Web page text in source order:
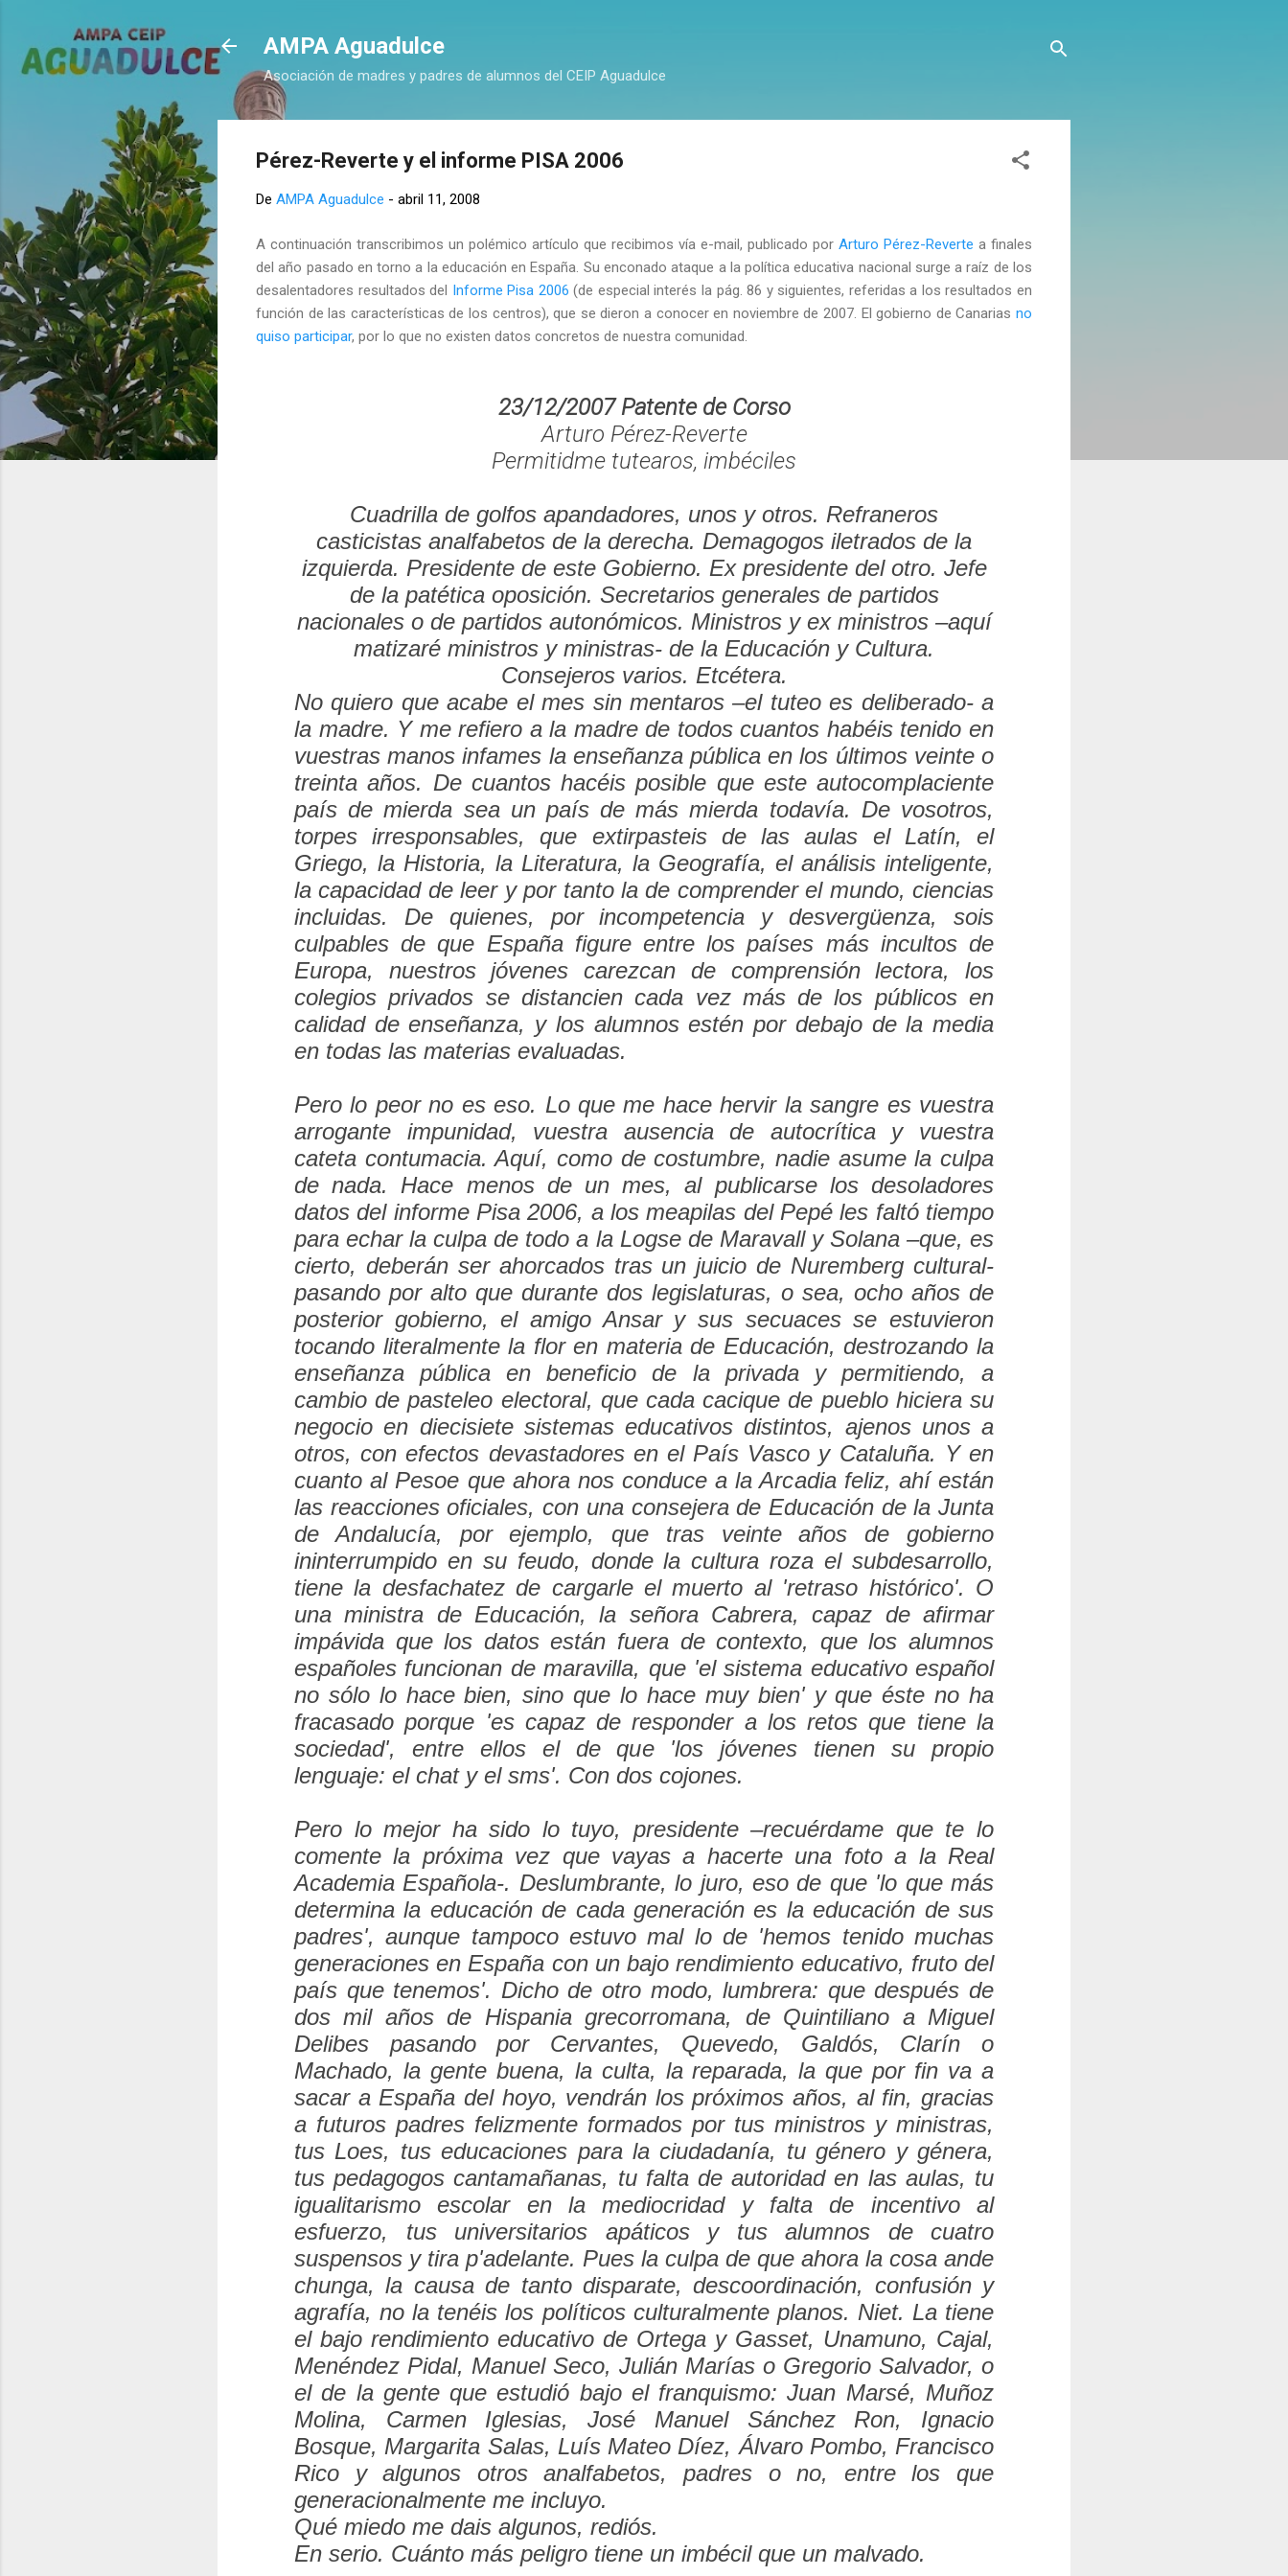
AMPA Aguadulce
Asociación de madres y padres de alumnos del CEIP Aguadulce
Pérez-Reverte y el informe PISA 2006
De AMPA Aguadulce - abril 11, 2008
A continuación transcribimos un polémico artículo que recibimos vía e-mail, publicado por Arturo Pérez-Reverte a finales
del año pasado en torno a la educación en España. Su enconado ataque a la política educativa nacional surge a raíz de los
desalentadores resultados del Informe Pisa 2006 (de especial interés la pág. 86 y siguientes, referidas a los resultados en
función de las características de los centros), que se dieron a conocer en noviembre de 2007. El gobierno de Canarias no
quiso participar, por lo que no existen datos concretos de nuestra comunidad.
23/12/2007 Patente de Corso
Arturo Pérez-Reverte
Permitidme tutearos, imbéciles
Cuadrilla de golfos apandadores, unos y otros. Refraneros
casticistas analfabetos de la derecha. Demagogos iletrados de la
izquierda. Presidente de este Gobierno. Ex presidente del otro. Jefe
de la patética oposición. Secretarios generales de partidos
nacionales o de partidos autonómicos. Ministros y ex ministros –aquí
matizaré ministros y ministras- de la Educación y Cultura.
Consejeros varios. Etcétera.
No quiero que acabe el mes sin mentaros –el tuteo es deliberado- a
la madre. Y me refiero a la madre de todos cuantos habéis tenido en
vuestras manos infames la enseñanza pública en los últimos veinte o
treinta años. De cuantos hacéis posible que este autocomplaciente
país de mierda sea un país de más mierda todavía. De vosotros,
torpes irresponsables, que extirpasteis de las aulas el Latín, el
Griego, la Historia, la Literatura, la Geografía, el análisis inteligente,
la capacidad de leer y por tanto la de comprender el mundo, ciencias
incluidas. De quienes, por incompetencia y desvergüenza, sois
culpables de que España figure entre los países más incultos de
Europa, nuestros jóvenes carezcan de comprensión lectora, los
colegios privados se distancien cada vez más de los públicos en
calidad de enseñanza, y los alumnos estén por debajo de la media
en todas las materias evaluadas.
Pero lo peor no es eso. Lo que me hace hervir la sangre es vuestra
arrogante impunidad, vuestra ausencia de autocrítica y vuestra
cateta contumacia. Aquí, como de costumbre, nadie asume la culpa
de nada. Hace menos de un mes, al publicarse los desoladores
datos del informe Pisa 2006, a los meapilas del Pepé les faltó tiempo
para echar la culpa de todo a la Logse de Maravall y Solana –que, es
cierto, deberán ser ahorcados tras un juicio de Nuremberg cultural-
pasando por alto que durante dos legislaturas, o sea, ocho años de
posterior gobierno, el amigo Ansar y sus secuaces se estuvieron
tocando literalmente la flor en materia de Educación, destrozando la
enseñanza pública en beneficio de la privada y permitiendo, a
cambio de pasteleo electoral, que cada cacique de pueblo hiciera su
negocio en diecisiete sistemas educativos distintos, ajenos unos a
otros, con efectos devastadores en el País Vasco y Cataluña. Y en
cuanto al Pesoe que ahora nos conduce a la Arcadia feliz, ahí están
las reacciones oficiales, con una consejera de Educación de la Junta
de Andalucía, por ejemplo, que tras veinte años de gobierno
ininterrumpido en su feudo, donde la cultura roza el subdesarrollo,
tiene la desfachatez de cargarle el muerto al 'retraso histórico'. O
una ministra de Educación, la señora Cabrera, capaz de afirmar
impávida que los datos están fuera de contexto, que los alumnos
españoles funcionan de maravilla, que 'el sistema educativo español
no sólo lo hace bien, sino que lo hace muy bien' y que éste no ha
fracasado porque 'es capaz de responder a los retos que tiene la
sociedad', entre ellos el de que 'los jóvenes tienen su propio
lenguaje: el chat y el sms'. Con dos cojones.
Pero lo mejor ha sido lo tuyo, presidente –recuérdame que te lo
comente la próxima vez que vayas a hacerte una foto a la Real
Academia Española-. Deslumbrante, lo juro, eso de que 'lo que más
determina la educación de cada generación es la educación de sus
padres', aunque tampoco estuvo mal lo de 'hemos tenido muchas
generaciones en España con un bajo rendimiento educativo, fruto del
país que tenemos'. Dicho de otro modo, lumbrera: que después de
dos mil años de Hispania grecorromana, de Quintiliano a Miguel
Delibes pasando por Cervantes, Quevedo, Galdós, Clarín o
Machado, la gente buena, la culta, la reparada, la que por fin va a
sacar a España del hoyo, vendrán los próximos años, al fin, gracias
a futuros padres felizmente formados por tus ministros y ministras,
tus Loes, tus educaciones para la ciudadanía, tu género y génera,
tus pedagogos cantamañanas, tu falta de autoridad en las aulas, tu
igualitarismo escolar en la mediocridad y falta de incentivo al
esfuerzo, tus universitarios apáticos y tus alumnos de cuatro
suspensos y tira p'adelante. Pues la culpa de que ahora la cosa ande
chunga, la causa de tanto disparate, descoordinación, confusión y
agrafía, no la tenéis los políticos culturalmente planos. Niet. La tiene
el bajo rendimiento educativo de Ortega y Gasset, Unamuno, Cajal,
Menéndez Pidal, Manuel Seco, Julián Marías o Gregorio Salvador, o
el de la gente que estudió bajo el franquismo: Juan Marsé, Muñoz
Molina, Carmen Iglesias, José Manuel Sánchez Ron, Ignacio
Bosque, Margarita Salas, Luís Mateo Díez, Álvaro Pombo, Francisco
Rico y algunos otros analfabetos, padres o no, entre los que
generacionalmente me incluyo.
Qué miedo me dais algunos, rediós.
En serio. Cuánto más peligro tiene un imbécil que un malvado.